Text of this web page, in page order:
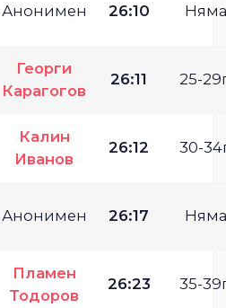
Анонимен 26:10 Няма
Георги
Карагогов
26:11 25-
Калин
Иванов
26:12 30-
Анонимен 26:17 Няма
Пламен
Тодоров
26:23 35-